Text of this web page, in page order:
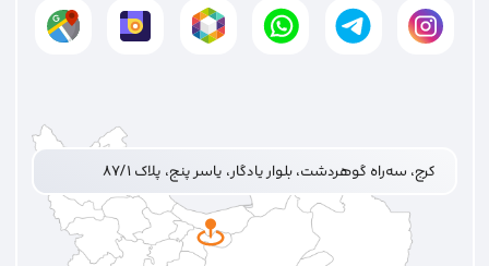
کرج، سه‌راه گوهردشت، بلوار یادگار، یاسر پنج، پلاک ۸۷/۱